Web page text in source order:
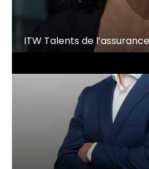
ITW Talents de